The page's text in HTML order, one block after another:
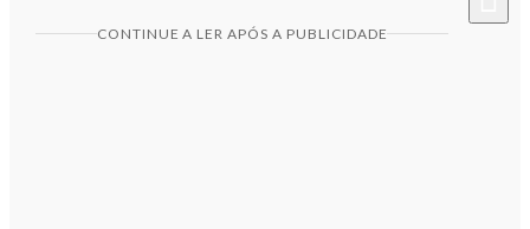
CONTINUE A LER APÓS A PUBLICIDADE